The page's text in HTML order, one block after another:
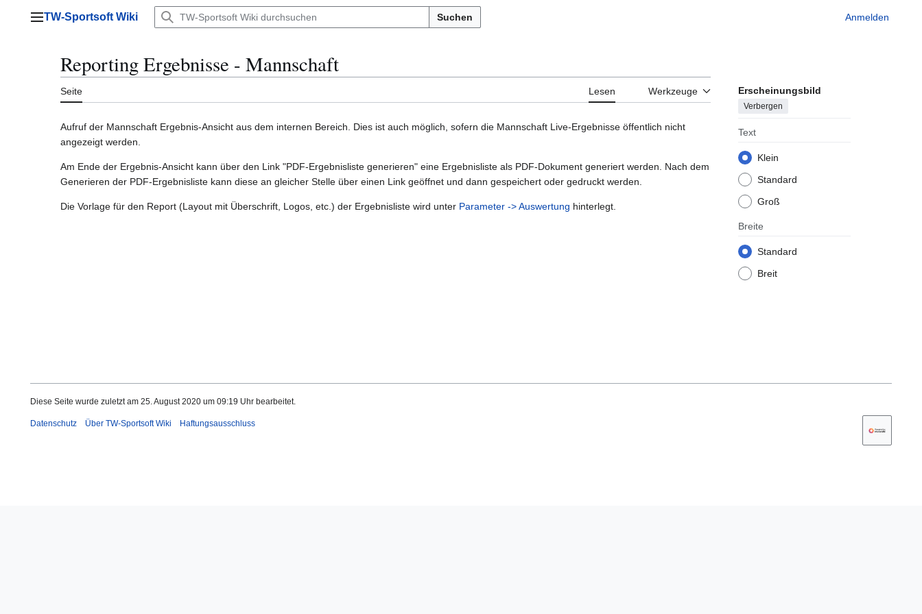
Hauptmenü
TW-Sportsoft Wiki Suchen Anmelden
Reporting Ergebnisse - Mannschaft
Seite Lesen Werkzeuge Erscheinungsbild
Verbergen
Text
Klein
Standard
Groß
Breite
Standard
Breit
Aufruf der Mannschaft Ergebnis-Ansicht aus dem internen Bereich. Dies ist auch möglich, sofern die Mannschaft Live-Ergebnisse öffentlich nicht
angezeigt werden.
Am Ende der Ergebnis-Ansicht kann über den Link "PDF-Ergebnisliste generieren" eine Ergebnisliste als PDF-Dokument generiert werden. Nach dem
Generieren der PDF-Ergebnisliste kann diese an gleicher Stelle über einen Link geöffnet und dann gespeichert oder gedruckt werden.
Die Vorlage für den Report (Layout mit Überschrift, Logos, etc.) der Ergebnisliste wird unter Parameter -> Auswertung hinterlegt.
Diese Seite wurde zuletzt am 25. August 2020 um 09:19 Uhr bearbeitet.
Datenschutz Über TW-Sportsoft Wiki Haftungsausschluss